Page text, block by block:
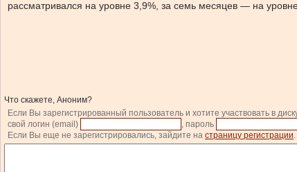
рассматривался на уровне 3,9%, за семь месяцев — на
Что скажете, Аноним?
Если Вы зарегистрированный пользователь и хотите участвовать в
свой логин (email)
, пароль
Если Вы еще не зарегистрировались, зайдите на страницу регистрации.